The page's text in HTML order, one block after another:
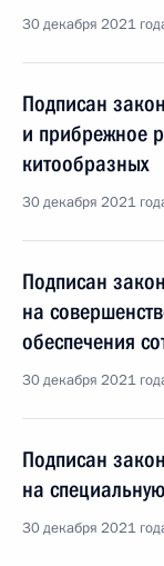
30 декабря 2021
Подписан
и прибрежное
китообразных
30 декабря 2021
Подписан
на
обеспечения
30 декабря 2021
Подписан
на
30 декабря 2021